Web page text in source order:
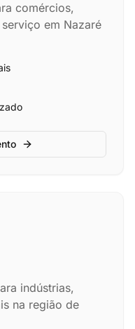
comércios,
em Nazaré
indústrias,
na região de